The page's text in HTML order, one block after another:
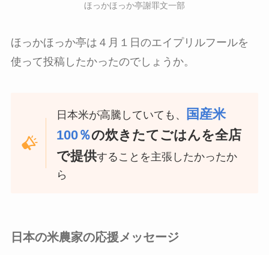
ほっかほっか亭謝罪文一部
ほっかほっか亭は４月１日のエイプリルフールを
使って投稿したかったのでしょうか。
日本米が高騰していても、
国産米
100％の炊きたてごはんを全店
で提供することを主張したかったか
ら
日本の米農家の応援メッセージ